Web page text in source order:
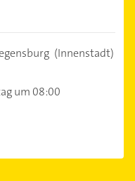
(Innenstadt)
um 08:00